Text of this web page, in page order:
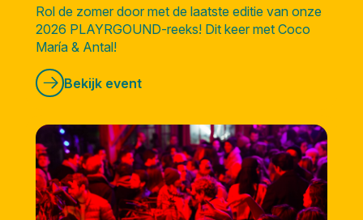
Rol de zomer door met de laatste editie van onze
2026 PLAYRGOUND-reeks! Dit keer met Coco
María & Antal!
Bekijk event